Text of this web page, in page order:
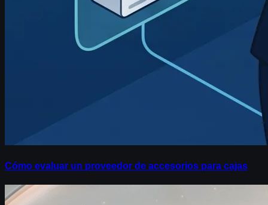
Cómo evaluar un proveedor de accesorios para cajas